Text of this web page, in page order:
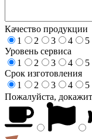
Качество продукции
1
2 3 4
5
Уровень сервиса
1
2 3 4
5
Срок изготовления
1
2 3 4
5
Пожалуйста,